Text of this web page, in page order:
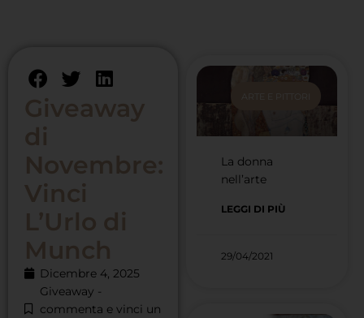
Giveaway
di
Novembre:
Vinci
L’Urlo di
Munch
Dicembre 4, 2025
Giveaway -
commenta e vinci un
ARTE E PITTORI
La donna
nell’arte
LEGGI DI PIÙ
29/04/2021